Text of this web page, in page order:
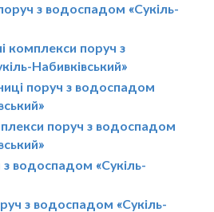
з водоспадом «Сукіль-
комплекси поруч з
Набивківський»
поруч з водоспадом
поруч з водоспадом
водоспадом «Сукіль-
з водоспадом «Сукіль-